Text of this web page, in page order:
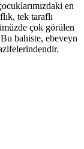
en
tek taraflı
çok görülen
bahiste, ebeveyn